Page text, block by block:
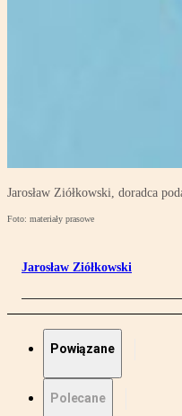
Jarosław Ziółkowski, doradca
Foto: materiały prasowe
Jarosław Ziółkowski
Powiązane
Polecane